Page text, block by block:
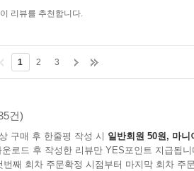
리뷰를 추천합니다.
1 2 3
건)
구매 후 한줄평 작성 시 일반회원 50원, 마니
로드 후 작성한 리뷰만 YES포인트 지급됩니
번째 회차 주문확정 시점부터 마지막 회차 주